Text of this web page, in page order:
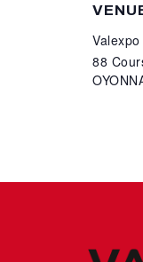
Valexpo
88